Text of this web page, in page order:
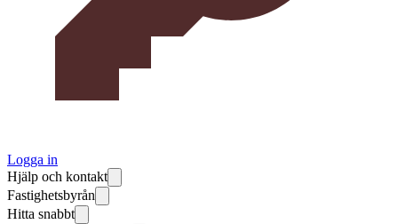
Logga in
Hjälp och kontakt
Fastighetsbyrån
Hitta snabbt